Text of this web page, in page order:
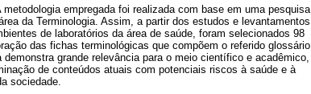
empregada foi realizada com base em uma pesquisa
da Terminologia. Assim, a partir dos estudos e levantamentos
de laboratórios da área de saúde, foram selecionados 98
das fichas terminológicas que compõem o referido glossário
grande relevância para o meio científico e acadêmico,
de conteúdos atuais com potenciais riscos à saúde e à
sociedade.